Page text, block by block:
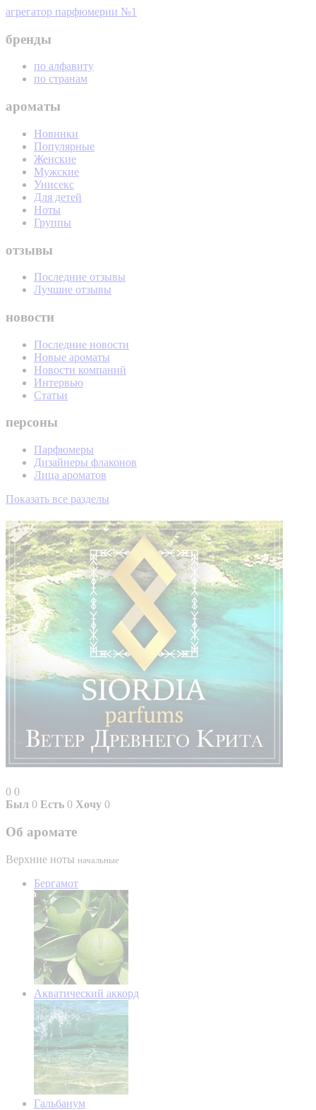
агрегатор парфюмерии №1
бренды
по алфавиту
по странам
ароматы
Новинки
Популярные
Женские
Мужские
Унисекс
Для детей
Ноты
Группы
отзывы
Последние отзывы
Лучшие отзывы
новости
Последние новости
Новые ароматы
Новости компаний
Интервью
Статьи
персоны
Парфюмеры
Дизайнеры флаконов
Лица ароматов
Показать все разделы
0 0
Был 0 Есть 0 Хочу 0
Об аромате
Верхние ноты начальные
Бергамот
Акватический аккорд
Гальбанум